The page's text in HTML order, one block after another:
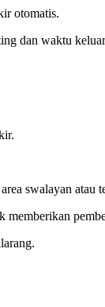
otomatis.
dan waktu
swalayan atau